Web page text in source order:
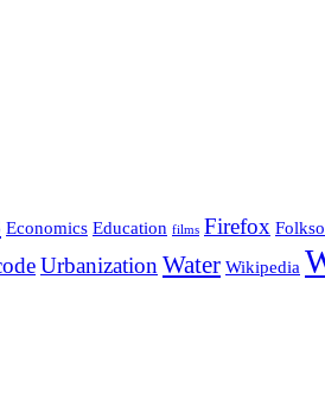
Economics Education films Firefox
Urbanization Water Wikipedia